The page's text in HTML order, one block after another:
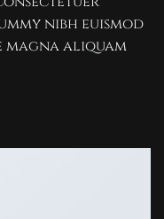
nibh euismod
aliquam